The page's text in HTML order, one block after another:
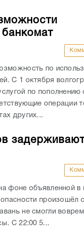
по
С 1 октября
по пополнению
операции
других...
фоне объявленной в
произошёл
не смогли
С 22:00 5...